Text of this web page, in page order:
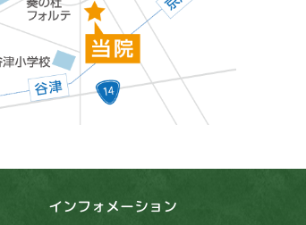
インフォメーション